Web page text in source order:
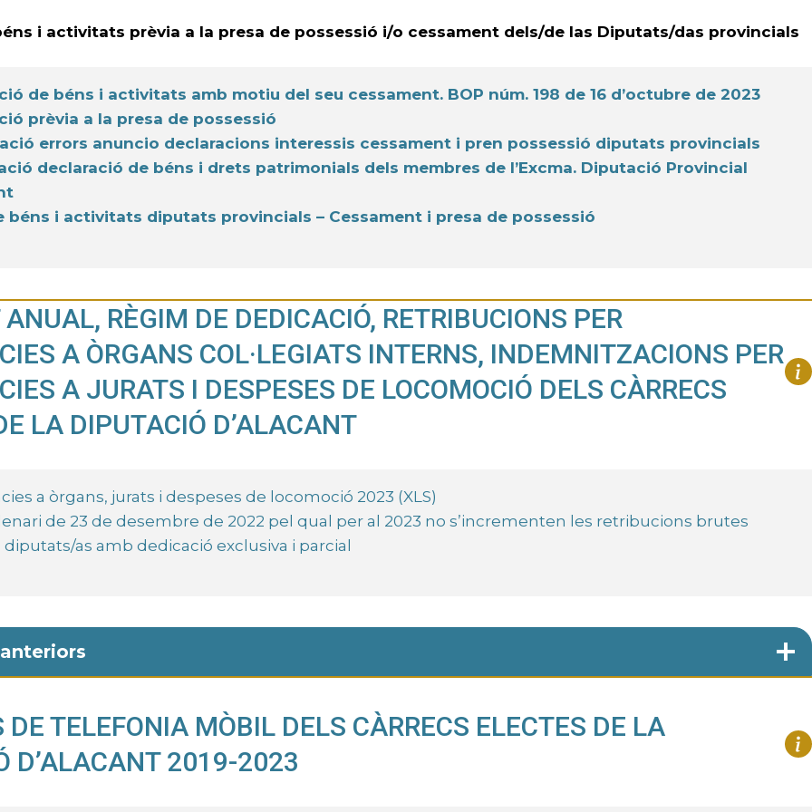
i activitats prèvia a la presa de possessió i/o cessament dels/de las Diputats/das provincials
de béns i activitats amb motiu del seu cessament. BOP núm. 198 de 16 d’octubre de 2023
prèvia a la presa de possessió
errors anuncio declaracions interessis cessament i pren possessió diputats provincials
declaració de béns i drets patrimonials dels membres de l’Excma. Diputació Provincial
béns i activitats diputats provincials – Cessament i presa de possessió
RÈGIM DE DEDICACIÓ, RETRIBUCIONS PER
A ÒRGANS COL·LEGIATS INTERNS, INDEMNITZACIONS PER
A JURATS I DESPESES DE LOCOMOCIÓ DELS CÀRRECS
LA DIPUTACIÓ D’ALACANT
a òrgans, jurats i despeses de locomoció 2023 (XLS)
de 23 de desembre de 2022 pel qual per al 2023 no s’incrementen les retribucions brutes
diputats/as amb dedicació exclusiva i parcial
DE TELEFONIA MÒBIL DELS CÀRRECS ELECTES DE LA
D’ALACANT 2019-2023